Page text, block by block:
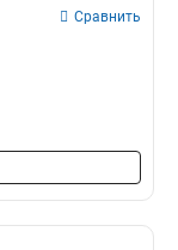
Сравнить